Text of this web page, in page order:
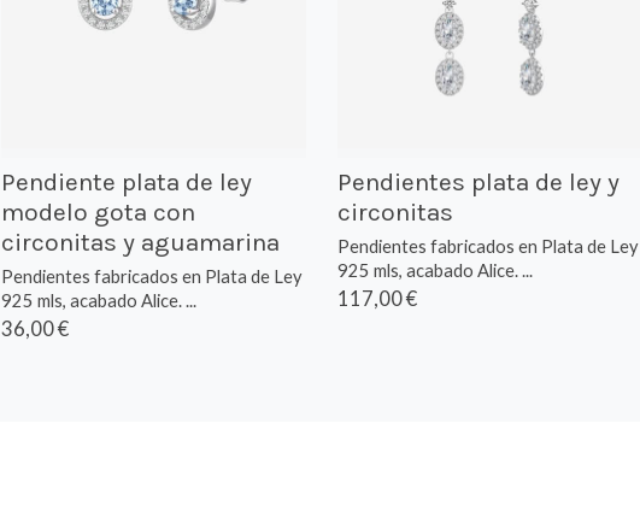
Pendiente plata de ley
modelo gota con
circonitas y aguamarina
Pendientes fabricados en Plata de Ley
925 mls, acabado Alice. ...
36,00 €
Pendientes plata de ley y
circonitas
Pendientes fabricados en Plata de Ley
925 mls, acabado Alice. ...
117,00 €